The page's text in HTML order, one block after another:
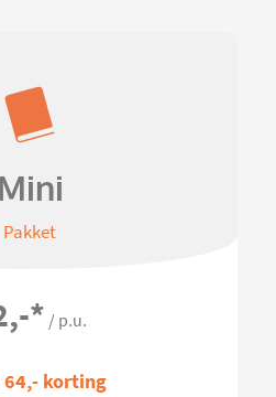
Mini
Pakket
* / p.u.
64,- korting